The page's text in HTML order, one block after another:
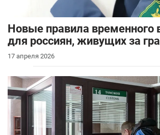
Новые правила временного
для россиян, живущих за
17 апреля 2026